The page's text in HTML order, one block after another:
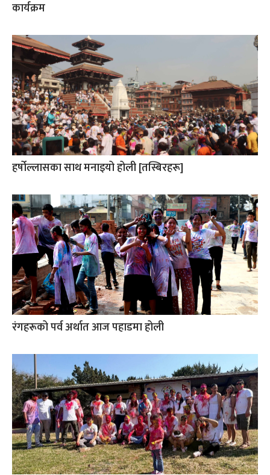
कार्यक्रम
हर्षोल्लासका साथ मनाइयो होली [तस्बिरहरू]
रंगहरूको पर्व अर्थात आज पहाडमा होली